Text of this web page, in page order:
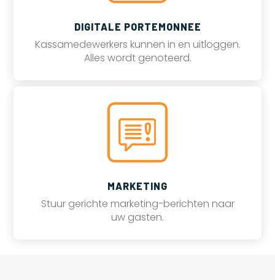
DIGITALE PORTEMONNEE
Kassamedewerkers kunnen in en uitloggen.
Alles wordt genoteerd.
MARKETING
Stuur gerichte marketing-berichten naar
uw gasten.